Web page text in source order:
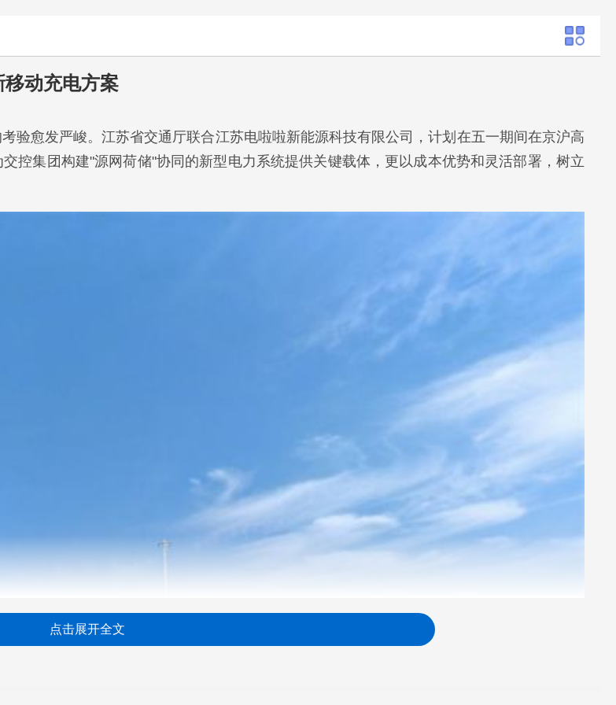
动充电方案
验愈发严峻。江苏省交通厅联合江苏电啦啦新能源科技有限公司，计划在五一期间在京沪高
控集团构建"源网荷储"协同的新型电力系统提供关键载体，更以成本优势和灵活部署，树立
点击展开全文